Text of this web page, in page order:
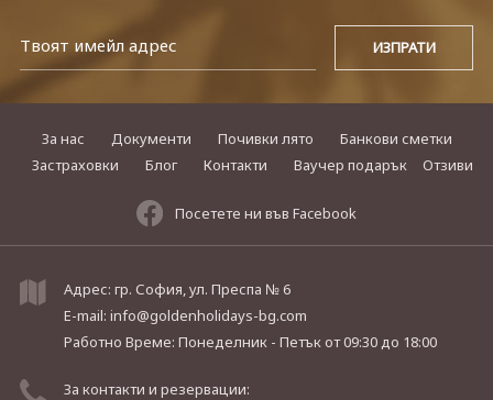
За нас Документи Почивки лято
Банкови сметки
Застраховки
Блог Контакти Ваучер подарък Отзиви
Посетете ни във Facebook
Адрес: гр. София, ул. Преспа № 6
E-mail: info@goldenholidays-bg.com
Работно Време: Понеделник - Петъкот 09:30 до 18:00
За контакти и резервации: